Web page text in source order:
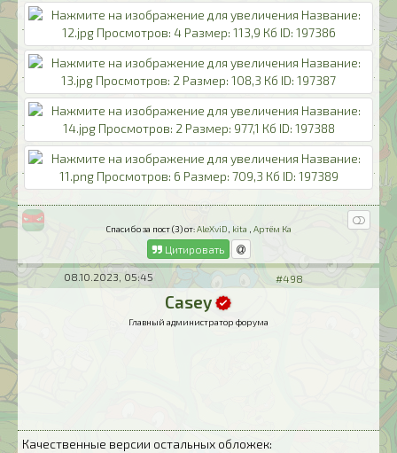
Спасибо за пост (3) от:AleXviD kita Артём Ка
Цитировать
08.10.2023, 05:45 #498
Casey
Главный администратор форума
Качественные версии остальных обложек: